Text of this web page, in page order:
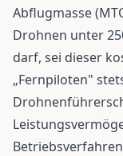
Abflugmasse
Drohnen unter
darf, sei dieser
„Fernpiloten"